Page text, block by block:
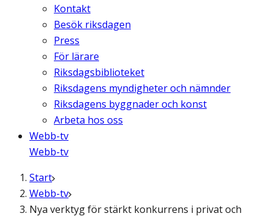
Kontakt
Besök riksdagen
Press
För lärare
Riksdagsbiblioteket
Riksdagens myndigheter och nämnder
Riksdagens byggnader och konst
Arbeta hos oss
Webb-tv
Webb-tv
Start
Webb-tv
Nya verktyg för stärkt konkurrens i privat och